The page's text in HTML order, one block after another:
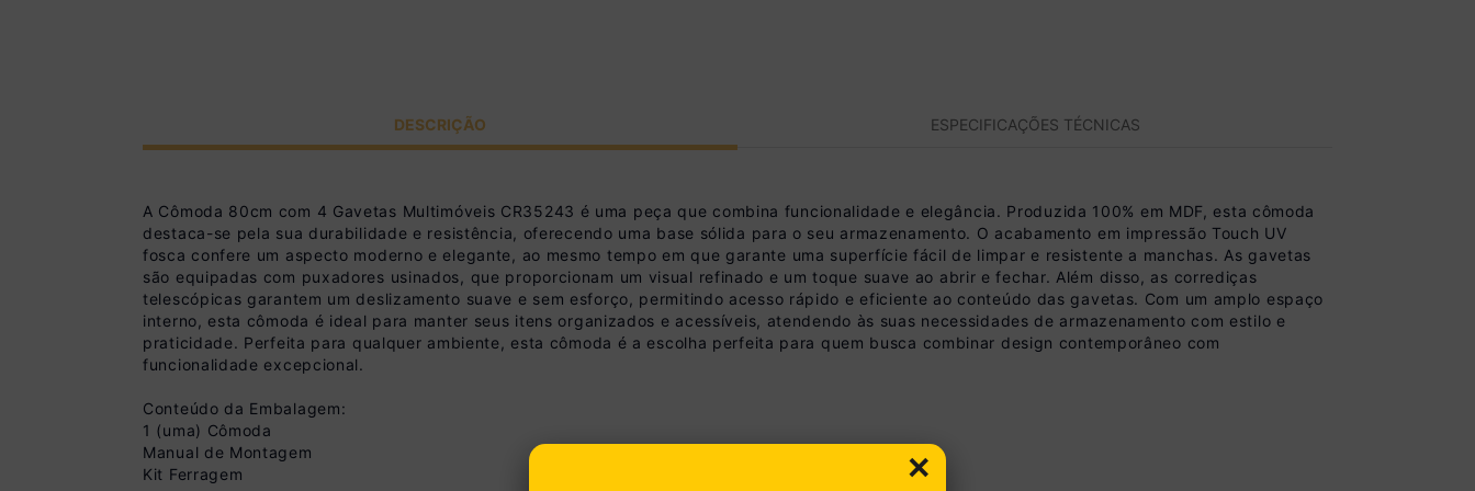
DESCRIÇÃO ESPECIFICAÇÕES TÉCNICAS
A Cômoda 80cm com 4 Gavetas Multimóveis CR35243 é uma peça que combina funcionalidade e elegância. Produzida 100% em MDF, esta cômoda
destaca-se pela sua durabilidade e resistência, oferecendo uma base sólida para o seu armazenamento. O acabamento em impressão Touch UV
fosca confere um aspecto moderno e elegante, ao mesmo tempo em que garante uma superfície fácil de limpar e resistente a manchas. As gavetas
são equipadas com puxadores usinados, que proporcionam um visual refinado e um toque suave ao abrir e fechar. Além disso, as corrediças
telescópicas garantem um deslizamento suave e sem esforço, permitindo acesso rápido e eficiente ao conteúdo das gavetas. Com um amplo espaço
interno, esta cômoda é ideal para manter seus itens organizados e acessíveis, atendendo às suas necessidades de armazenamento com estilo e
praticidade. Perfeita para qualquer ambiente, esta cômoda é a escolha perfeita para quem busca combinar design contemporâneo com
funcionalidade excepcional.
Conteúdo da Embalagem:
1 (uma) Cômoda
Manual de Montagem
Kit Ferragem
×